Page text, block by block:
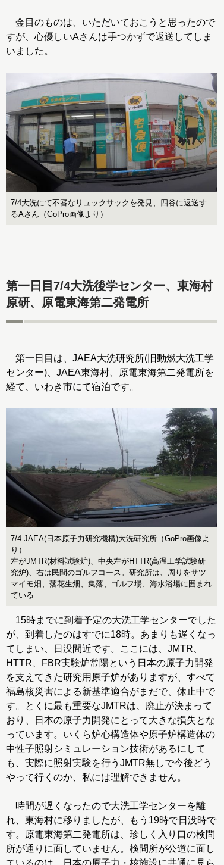
金目のものは、いただいておこうと思ったので
すが、心優しいAさんは手つかずで返送してしま
いました。
7/4大洗にて不審なリュックサックを発見、四谷に返送す
るAさん（GoPro画像より）
第一日目7/4大洗後学センター、東海村
原研、原電東海第二発電所
第一日目は、JAEA大洗研究所(旧動燃大洗工学
センター)、JAEA東海村、原電東海第二発電所を
経て、いわき市にて宿泊です。
7/4 JAEA(日本原子力研究機構)大洗研究所（GoPro画像よ
り）
左がJMTR(材料試験炉)、中央左がHTTR(高温工学試験研
究炉)、右は民間のゴルフコース。研究所は、周りをサツ
マイモ畑、落花生畑、集落、ゴルフ場、海水浴場に囲まれ
ている
15時までに到着予定の大洗工学センターでした
が、到着したのはすでに18時。あまりも遅くなっ
てしまい、日没間近です。ここには、JMTR、
HTTR、FBR実験炉常陽という日本の原子力開発
を支えてきた研究用原子炉がありますが、すべて
福島核災害による新基準適合がまだで、休止中で
す。とくに最も重要なJMTRは、廃止が決まって
おり、日本の原子力開発にとって大きな損失とな
っています。いくら炉心構造体や原子炉構造体の
中性子照射シミュレーション技術があるにして
も、実際に照射実験を行うJMTR無しで今後どう
やって行くのか、私には理解できません。
時間が遅くなったので大洗工学センターを離
れ、東海村に移りましたが、もう19時で日没時で
す。原電東海第二発電所は、珍しく入り口の検問
所が通りに面していません。検問所が公道に面し
ているのは、日本の原子力・核施設に共通に見ら